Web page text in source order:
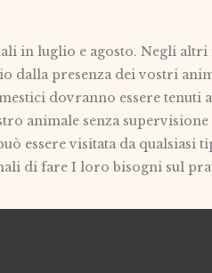
in luglio e agosto. Negli altri
dalla presenza dei vostri
dovranno essere tenuti
animale senza supervisione
essere visitata da
di fare I loro bisogni sul